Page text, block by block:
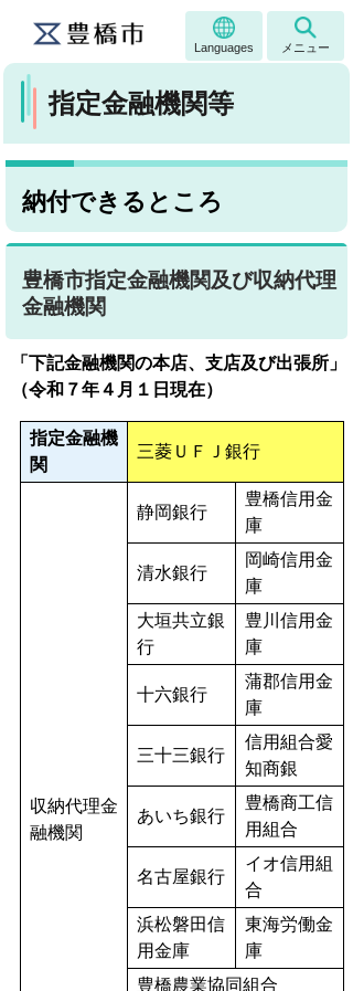
Languages メニュー
指定金融機関等
納付できるところ
豊橋市指定金融機関及び収納代理
金融機関
「下記金融機関の本店、支店及び出張所」
（令和７年４月１日現在）
指定金融機
関
三菱ＵＦＪ銀行
収納代理金
融機関
静岡銀行
豊橋信用金
庫
清水銀行
岡崎信用金
庫
大垣共立銀
行
豊川信用金
庫
十六銀行
蒲郡信用金
庫
三十三銀行
信用組合愛
知商銀
あいち銀行
豊橋商工信
用組合
名古屋銀行
イオ信用組
合
浜松磐田信
用金庫
東海労働金
庫
豊橋農業協同組合